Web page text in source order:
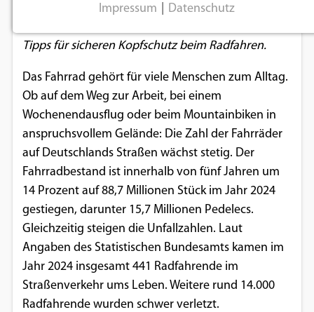
Beim Kauf eines Fahrradhelms auf Passform,
Tipps für sicheren Kopfschutz beim Radfahren.
Das Fahrrad gehört für viele Menschen zum Alltag.
Ob auf dem Weg zur Arbeit, bei einem
Wochenendausflug oder beim Mountainbiken in
anspruchsvollem Gelände: Die Zahl der Fahrräder
auf Deutschlands Straßen wächst stetig. Der
Fahrradbestand ist innerhalb von fünf Jahren um
14 Prozent auf 88,7 Millionen Stück im Jahr 2024
gestiegen, darunter 15,7 Millionen Pedelecs.
Gleichzeitig steigen die Unfallzahlen. Laut
Angaben des Statistischen Bundesamts kamen im
Jahr 2024 insgesamt 441 Radfahrende im
Straßenverkehr ums Leben. Weitere rund 14.000
Radfahrende wurden schwer verletzt.
Notwendige Cookies ermöglichen
einwandfreie Funktion der Website
erforderlich.
Name:
cookie_consent
Zweck:
Dieser Cookie speichert die ausgewählten
Einverständnis-Optionen des Benutzers
Cookie Laufzeit:
1 Jahr
Impressum Datenschutz